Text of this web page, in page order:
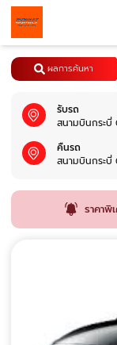
รับรถ
สนามบินกระบี่
คืนรถ
สนามบินกระบี่
ผลการค้นหา
ราคาพิ